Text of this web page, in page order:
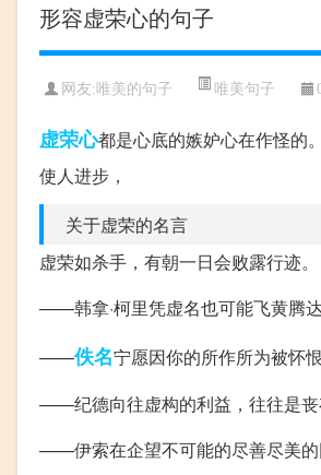
形容虚荣心的句子
网友:唯美的句子 唯美句子
虚荣心都是心底的嫉妒心在作怪的
使人进步，
关于虚荣的名言
虚荣如杀手，有朝一日会败露行迹。
——韩拿·柯里凭虚名也可能飞黄腾
——佚名宁愿因你的所作所为被怀
——纪德向往虚构的利益，往往是丧
——伊索在企望不可能的尽善尽美的